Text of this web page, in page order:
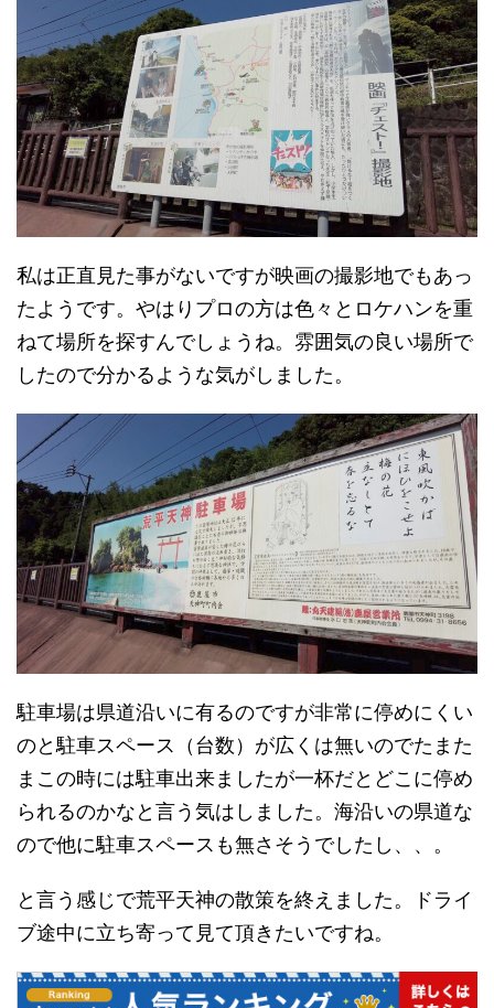
私は正直見た事がないですが映画の撮影地でもあっ
たようです。やはりプロの方は色々とロケハンを重
ねて場所を探すんでしょうね。雰囲気の良い場所で
したので分かるような気がしました。
駐車場は県道沿いに有るのですが非常に停めにくい
のと駐車スペース（台数）が広くは無いのでたまた
まこの時には駐車出来ましたが一杯だとどこに停め
られるのかなと言う気はしました。海沿いの県道な
ので他に駐車スペースも無さそうでしたし、、。
と言う感じで荒平天神の散策を終えました。ドライ
ブ途中に立ち寄って見て頂きたいですね。